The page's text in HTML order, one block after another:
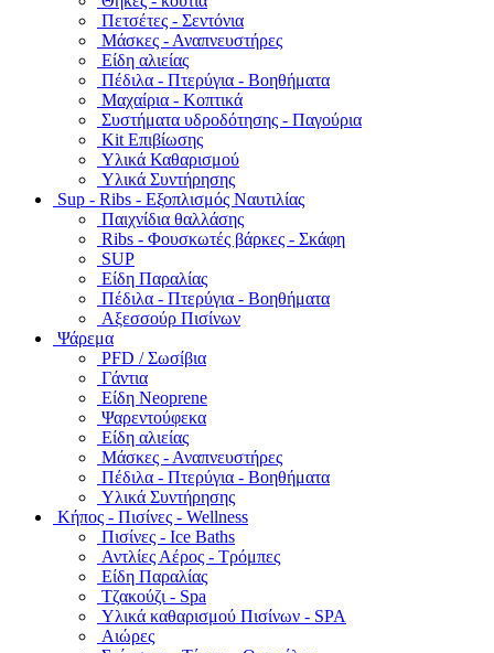
Πετσέτες - Σεντόνια
Μάσκες - Αναπνευστήρες
Είδη αλιείας
Πέδιλα - Πτερύγια - Βοηθήματα
Μαχαίρια - Κοπτικά
Συστήματα υδροδότησης - Παγούρια
Kit Επιβίωσης
Υλικά Καθαρισμού
Υλικά Συντήρησης
Sup - Ribs - Εξοπλισμός Ναυτιλίας
Παιχνίδια θαλλάσης
Ribs - Φουσκωτές βάρκες - Σκάφη
SUP
Είδη Παραλίας
Πέδιλα - Πτερύγια - Βοηθήματα
Αξεσσούρ Πισίνων
Ψάρεμα
PFD / Σωσίβια
Γάντια
Είδη Neoprene
Ψαρεντούφεκα
Είδη αλιείας
Μάσκες - Αναπνευστήρες
Πέδιλα - Πτερύγια - Βοηθήματα
Υλικά Συντήρησης
Κήπος - Πισίνες - Wellness
Πισίνες - Ice Baths
Αντλίες Αέρος - Τρόμπες
Είδη Παραλίας
Τζακούζι - Spa
Υλικά καθαρισμού Πισίνων - SPA
Αιώρες